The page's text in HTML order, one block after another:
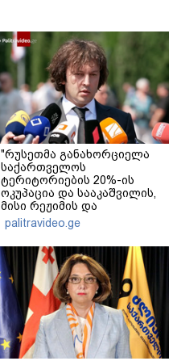
"რუსეთმა განახორციელა
საქართველოს
ტერიტორიების 20%-ის
ოკუპაცია და სააკაშვილის,
მისი რეჟიმის და
"ნაცმოძრაობის" ღალატი
ვერანაირად ვერ
გადაფარავს ამ
დანაშაულს" - ირაკლი
კობახიძე
palitravideo.ge